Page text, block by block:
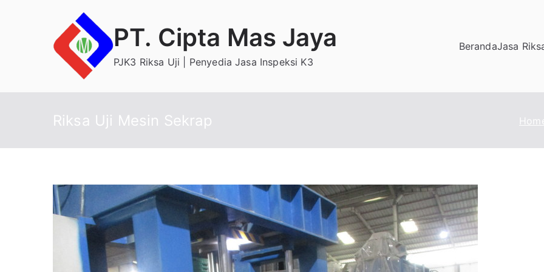
PT. Cipta Mas Jaya
PJK3 Riksa Uji | Penyedia Jasa Inspeksi K3
BerandaJasa
Riksa Uji Mesin Sekrap